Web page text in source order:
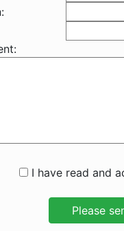
I have read and